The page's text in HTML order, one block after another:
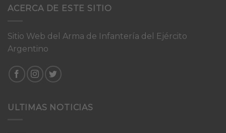
ACERCA DE ESTE SITIO
Sitio Web del Arma de Infantería del Ejército
Argentino
ULTIMAS NOTICIAS